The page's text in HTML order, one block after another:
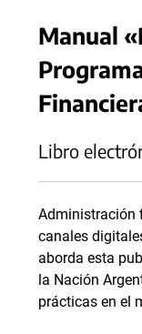
Manual
Libro
Administración
canales
aborda esta
la Nación
prácticas en el